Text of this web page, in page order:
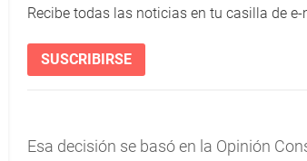
Recibe todas las noticias en tu casilla de e-
SUSCRIBIRSE
Esa decisión se basó en la Opinión